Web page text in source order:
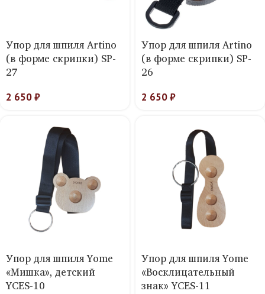
Упор для шпиля Artino
(в форме скрипки) SP-
27
2 650₽
Упор для шпиля Artino
(в форме скрипки) SP-
26
2 650₽
Упор для шпиля Yome
«Мишка», детский
YCES-10
Упор для шпиля Yome
«Восклицательный
знак» YCES-11